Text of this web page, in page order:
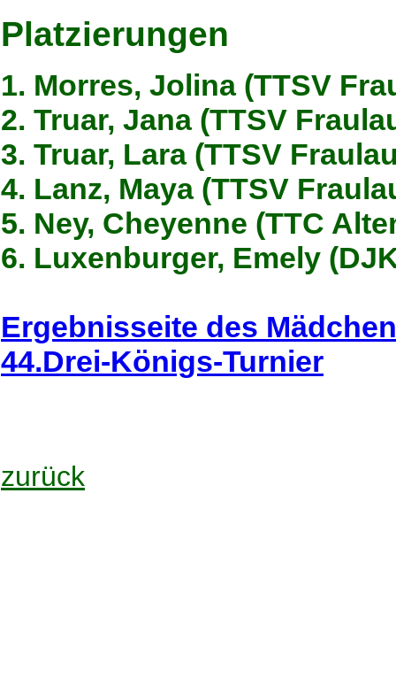
Platzierungen
1. Morres, Jolina (TTSV
2. Truar, Jana (TTSV
3. Truar, Lara (TTSV
4. Lanz, Maya (TTSV
5. Ney, Cheyenne (TTC
6. Luxenburger, Emely
Ergebnisseite des
44.Drei-Königs-Turnier
zurück